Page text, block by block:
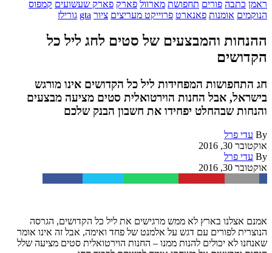
ראמן כתבה פורים תחפושת מארוול פארק פארק שעשועים קמפוס
הנוקמים אומנות פאנארט פרוייקט מעריצים ציור gta גורילז
ההנחות והמבצעים של סטים לחג ליל כל
הקדושים
חג התחפושות המפחידות ליל כל הקדושים אינו מורגש
בישראל, אבל החנות הוירטואלית סטים מציעה מבצעים
והנחות שבהחלט יפחידו את חשבון הבנק שלכם
By עדי פרל
אוקטובר 30, 2016
By עדי פרל
אוקטובר 30, 2016
אמנם אצלנו בארץ לא ממש מרגישים את ליל כל הקדושים, הגרסה
הנוצרית לפורים עם דגש על אלמנט של פחד ואימה, אבל זה אינו אומר
שאנחנו לא יכולים להנות ממנו – החנות הוירטואלית סטים מציעה שלל